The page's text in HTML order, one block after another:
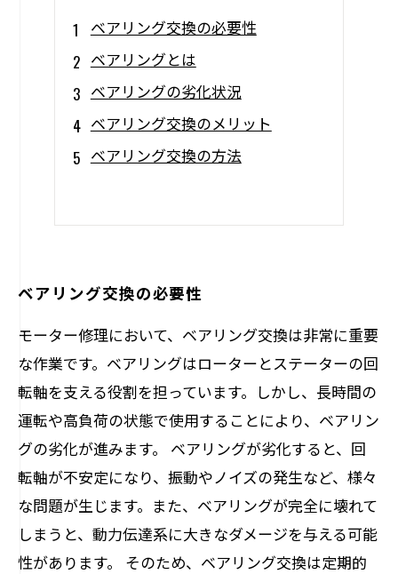
ベアリング交換の必要性
ベアリングとは
ベアリングの劣化状況
ベアリング交換のメリット
ベアリング交換の方法
ベアリング交換の必要性
モーター修理において、ベアリング交換は非常に重要
な作業です。ベアリングはローターとステーターの回
転軸を支える役割を担っています。しかし、長時間の
運転や高負荷の状態で使用することにより、ベアリン
グの劣化が進みます。 ベアリングが劣化すると、回
転軸が不安定になり、振動やノイズの発生など、様々
な問題が生じます。また、ベアリングが完全に壊れて
しまうと、動力伝達系に大きなダメージを与える可能
性があります。 そのため、ベアリング交換は定期的